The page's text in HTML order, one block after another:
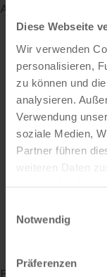
Diese Webseite
Wir verwenden
personalisieren,
zu können und
analysieren.
Verwendung
soziale Medien,
Partner führen
weiteren Daten
Notwendig
Präferenzen
Anpassungen
Für die